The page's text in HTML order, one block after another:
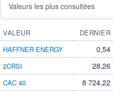
Valeurs les plus consultées
VALEUR DERNIER
HAFFNER ENERGY
0,54
2CRSI 28,26
CAC 40 8 724,22